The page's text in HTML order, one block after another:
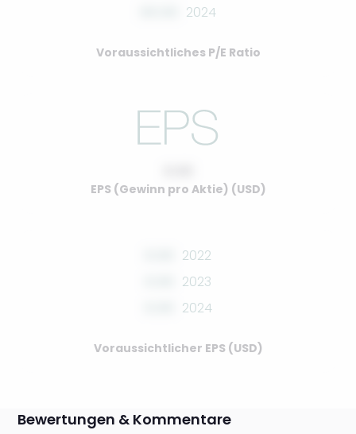
2024
Voraussichtliches P/E Ratio
EPS (Gewinn pro Aktie) (USD)
2022
2023
2024
Voraussichtlicher EPS (USD)
Bewertungen & Kommentare